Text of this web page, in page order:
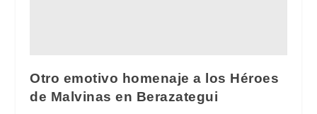
Otro emotivo homenaje a los Héroes
de Malvinas en Berazategui